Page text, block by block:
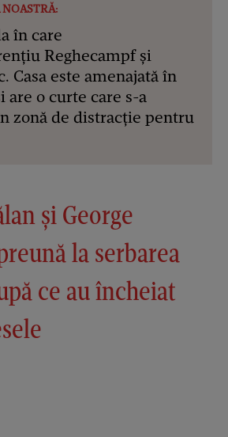
în care
Reghecampf și
Casa este amenajată în
are o curte care s-a
zonă de distracție pentru
și George
la serbarea
ce au încheiat